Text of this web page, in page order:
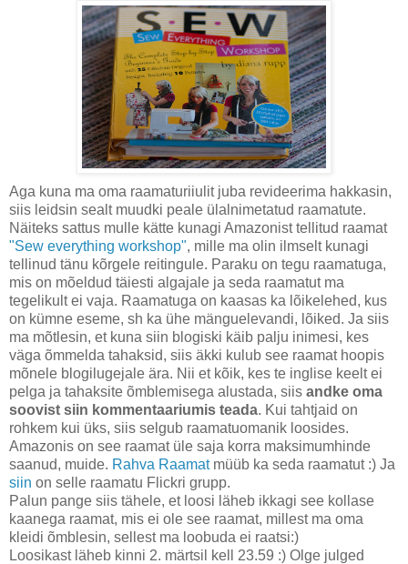
Aga kuna ma oma raamaturiiulit juba revideerima hakkasin,
siis leidsin sealt muudki peale ülalnimetatud raamatute.
Näiteks sattus mulle kätte kunagi Amazonist tellitud raamat
"Sew everything workshop", mille ma olin ilmselt kunagi
tellinud tänu kõrgele reitingule. Paraku on tegu raamatuga,
mis on mõeldud täiesti algajale ja seda raamatut ma
tegelikult ei vaja. Raamatuga on kaasas ka lõikelehed, kus
on kümne eseme, sh ka ühe mänguelevandi, lõiked. Ja siis
ma mõtlesin, et kuna siin blogiski käib palju inimesi, kes
väga õmmelda tahaksid, siis äkki kulub see raamat hoopis
mõnele blogilugejale ära. Nii et kõik, kes te inglise keelt ei
pelga ja tahaksite õmblemisega alustada, siis andke oma
soovist siin kommentaariumis teada. Kui tahtjaid on
rohkem kui üks, siis selgub raamatuomanik loosides.
Amazonis on see raamat üle saja korra maksimumhinde
saanud, muide. Rahva Raamatmüüb ka seda raamatut :) Ja
siin on selle raamatu Flickri grupp.
Palun pange siis tähele, et loosi läheb ikkagi see kollase
kaanega raamat, mis ei ole see raamat, millest ma oma
kleidi õmblesin, sellest ma loobuda ei raatsi:)
Loosikast läheb kinni 2. märtsil kell 23.59 :) Olge julged